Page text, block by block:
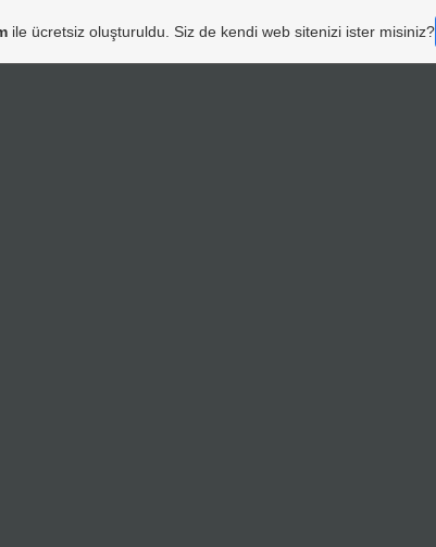
ile ücretsiz oluşturuldu. Siz de kendi web sitenizi ister misiniz?